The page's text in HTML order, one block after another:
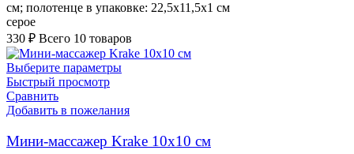
серое
330 ₽ Всего 10 товаров
Выберите параметры
Быстрый просмотр
Сравнить
Добавить в пожелания
Мини-массажер Krake 10х10 см